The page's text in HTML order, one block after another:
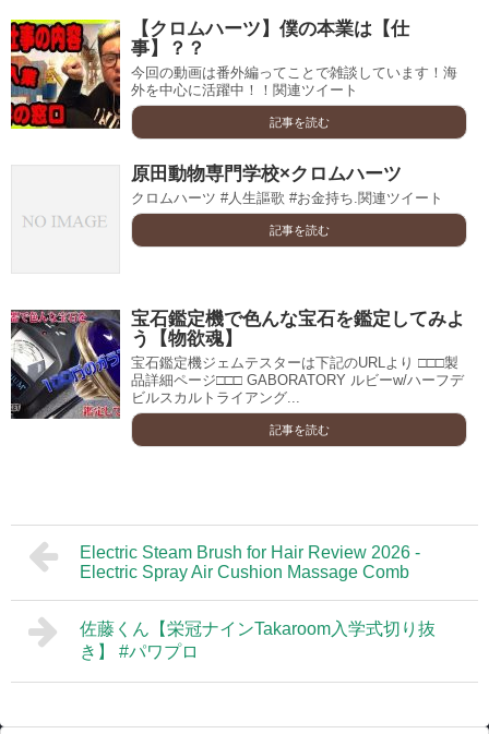
【クロムハーツ】僕の本業は【仕
事】？？
今回の動画は番外編ってことで雑談しています！海
外を中心に活躍中！！関連ツイート
記事を読む
原田動物専門学校×クロムハーツ
クロムハーツ #人生謳歌 #お金持ち.関連ツイート
記事を読む
宝石鑑定機で色んな宝石を鑑定してみよ
う【物欲魂】
宝石鑑定機ジェムテスターは下記のURLより □□□製
品詳細ページ□□□ GABORATORY ルビーw/ハーフデ
ビルスカルトライアング...
記事を読む
Electric Steam Brush for Hair Review 2026 -
Electric Spray Air Cushion Massage Comb
佐藤くん【栄冠ナインTakaroom入学式切り抜
き】 #パワプロ